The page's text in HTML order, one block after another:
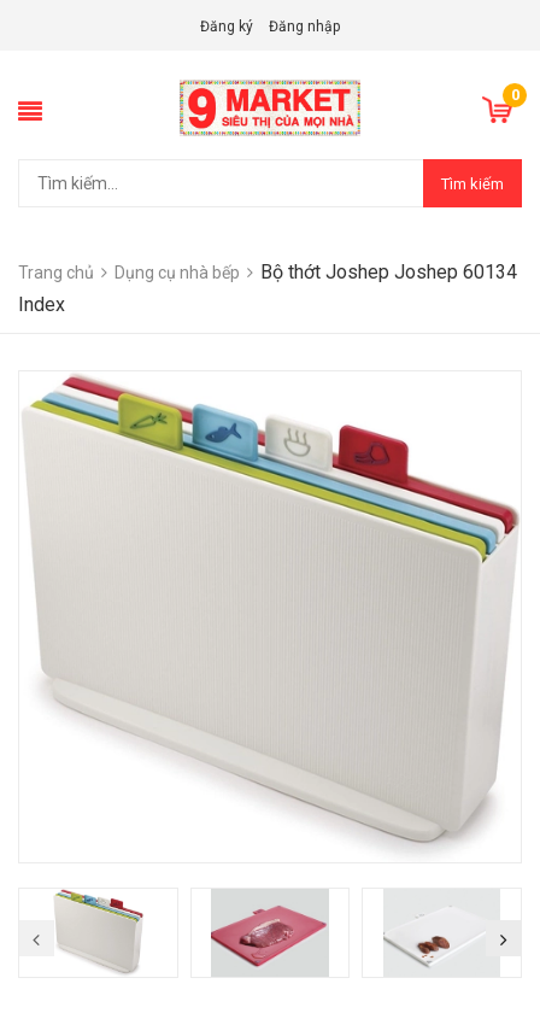
Đăng ký Đăng nhập
0
Tìm kiếm
Trang chủ Dụng cụ nhà bếp
Bộ thớt Joshep Joshep 60134
Index